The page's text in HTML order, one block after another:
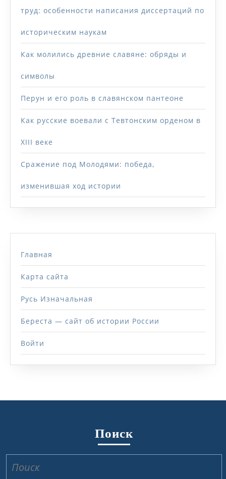
труд: особенности написания диссертаций по
историческим наукам
Как молились древние славяне: обряды и
символы
Перун и его роль в славянском пантеоне
Как русские воевали с Тевтонским орденом в
XIII веке
Сражение под Молодями: победа,
изменившая ход истории
Главная
Карта сайта
Русь Изначальная
Береста — сайт об истории России
Войти
Поиск